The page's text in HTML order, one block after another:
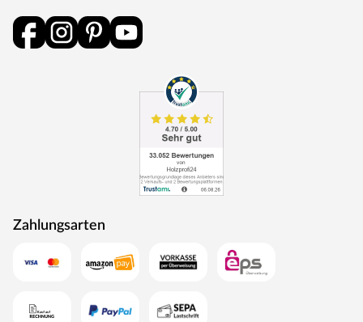
Zahlungsarten